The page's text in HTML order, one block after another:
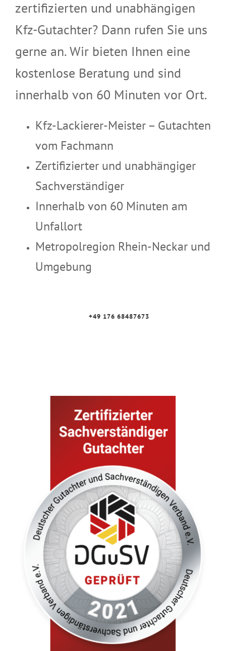
zertifizierten und unabhängigen
Kfz-Gutachter? Dann rufen Sie uns
gerne an. Wir bieten Ihnen eine
kostenlose Beratung und sind
innerhalb von 60 Minuten vor Ort.
Kfz-Lackierer-Meister – Gutachten
vom Fachmann
Zertifizierter und unabhängiger
Sachverständiger
Innerhalb von 60 Minuten am
Unfallort
Metropolregion Rhein-Neckar und
Umgebung
+49 176 68487673